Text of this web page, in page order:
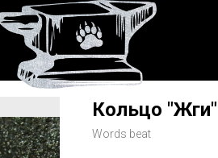
Кольцо "Жги"
Words beat